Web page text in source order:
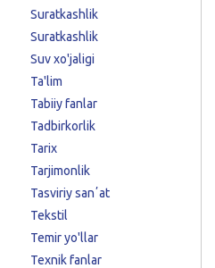
Suratkashlik
Suratkashlik
Suv xo'jaligi
Ta'lim
Tabiiy fanlar
Tadbirkorlik
Tarix
Tarjimonlik
Tasviriy sanʼat
Tekstil
Temir yo'llar
Texnik fanlar